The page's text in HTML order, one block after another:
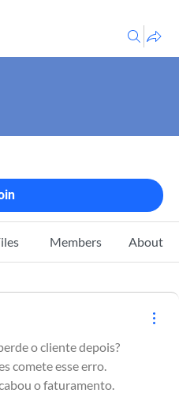
Members About
o cliente depois?
comete esse erro.
o faturamento.